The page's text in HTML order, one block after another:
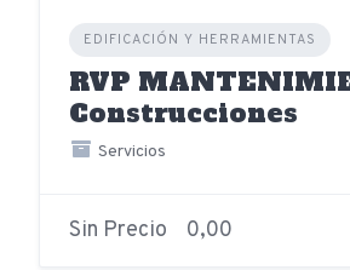
EDIFICACIÓN Y HERRAMIENTAS
RVP
Construcciones
Servicios
Sin Precio 0,00